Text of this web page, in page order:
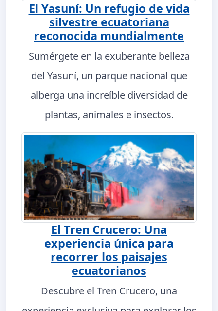
El Yasuní: Un refugio de vida
silvestre ecuatoriana
reconocida mundialmente
Sumérgete en la exuberante belleza
del Yasuní, un parque nacional que
alberga una increíble diversidad de
plantas, animales e insectos.
El Tren Crucero: Una
experiencia única para
recorrer los paisajes
ecuatorianos
Descubre el Tren Crucero, una